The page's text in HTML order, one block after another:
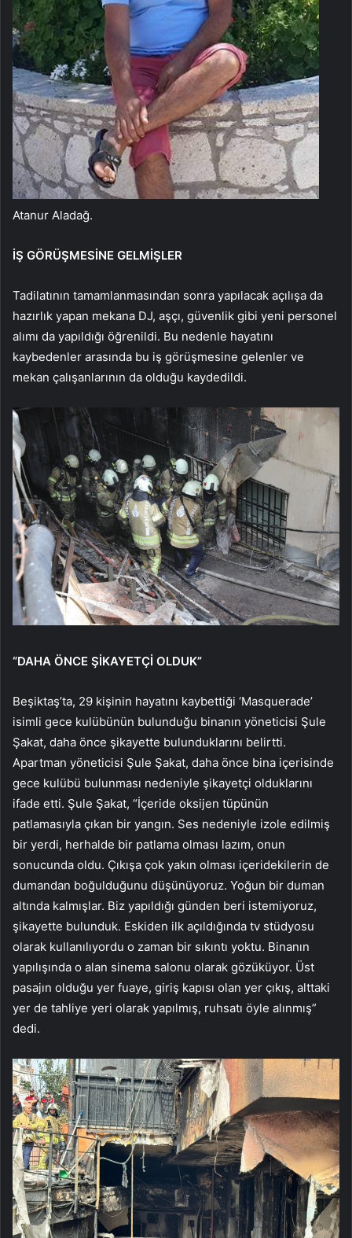
Atanur Aladağ.
İŞ GÖRÜŞMESİNE GELMİŞLER
Tadilatının tamamlanmasından sonra yapılacak açılışa da
hazırlık yapan mekana DJ, aşçı, güvenlik gibi yeni personel
alımı da yapıldığı öğrenildi. Bu nedenle hayatını
kaybedenler arasında bu iş görüşmesine gelenler ve
mekan çalışanlarının da olduğu kaydedildi.
“DAHA ÖNCE ŞİKAYETÇİ OLDUK”
Beşiktaş’ta, 29 kişinin hayatını kaybettiği ‘Masquerade’
isimli gece kulübünün bulunduğu binanın yöneticisi Şule
Şakat, daha önce şikayette bulunduklarını belirtti.
Apartman yöneticisi Şule Şakat, daha önce bina içerisinde
gece kulübü bulunması nedeniyle şikayetçi olduklarını
ifade etti. Şule Şakat, “İçeride oksijen tüpünün
patlamasıyla çıkan bir yangın. Ses nedeniyle izole edilmiş
bir yerdi, herhalde bir patlama olması lazım, onun
sonucunda oldu. Çıkışa çok yakın olması içeridekilerin de
dumandan boğulduğunu düşünüyoruz. Yoğun bir duman
altında kalmışlar. Biz yapıldığı günden beri istemiyoruz,
şikayette bulunduk. Eskiden ilk açıldığında tv stüdyosu
olarak kullanılıyordu o zaman bir sıkıntı yoktu. Binanın
yapılışında o alan sinema salonu olarak gözüküyor. Üst
pasajın olduğu yer fuaye, giriş kapısı olan yer çıkış, alttaki
yer de tahliye yeri olarak yapılmış, ruhsatı öyle alınmış”
dedi.